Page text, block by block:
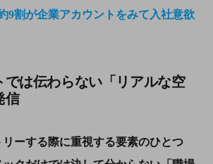
9割が企業アカウントをみて入社意欲
では伝わらない「リアルな空
信
ーする際に重視する要素のひとつ